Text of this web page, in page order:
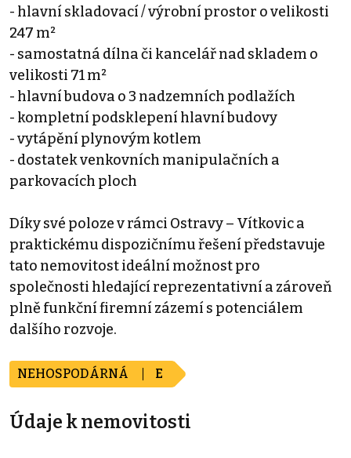
- hlavní skladovací / výrobní prostor o velikosti
247 m²
- samostatná dílna či kancelář nad skladem o
velikosti 71 m²
- hlavní budova o 3 nadzemních podlažích
- kompletní podsklepení hlavní budovy
- vytápění plynovým kotlem
- dostatek venkovních manipulačních a
parkovacích ploch
Díky své poloze v rámci Ostravy – Vítkovic a
praktickému dispozičnímu řešení představuje
tato nemovitost ideální možnost pro
společnosti hledající reprezentativní a zároveň
plně funkční firemní zázemí s potenciálem
dalšího rozvoje.
NEHOSPODÁRNÁ E
Údaje k nemovitosti